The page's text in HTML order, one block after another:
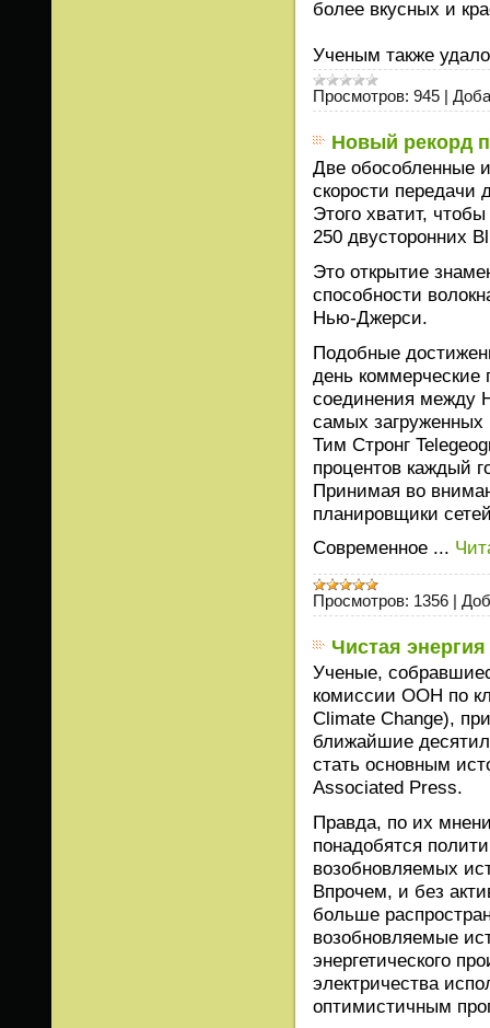
более вкусных и
Ученым также
Просмотров: 945 |
Новый рекорд
Две обособленные
скорости передачи
Этого хватит,
250 двусторонних
Это открытие
способности
Нью-Джерси.
Подобные
день коммерческие
соединения между
самых загруженных
Тим Стронг
процентов каждый
Принимая во
планировщики
Современное ...
Просмотров: 1356 |
Чистая
Ученые,
комиссии ООН по
Climate Change),
ближайшие
стать основным
Associated Press.
Правда, по их
понадобятся
возобновляемых
Впрочем, и без
больше
возобновляемые
энергетического
электричества
оптимистичным